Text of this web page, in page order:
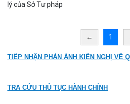
lý của Sở Tư pháp
← 1
TIẾP NHẬN PHẢN ÁNH KIẾN NGHỊ VỀ
TRA CỨU THỦ TỤC HÀNH CHÍNH